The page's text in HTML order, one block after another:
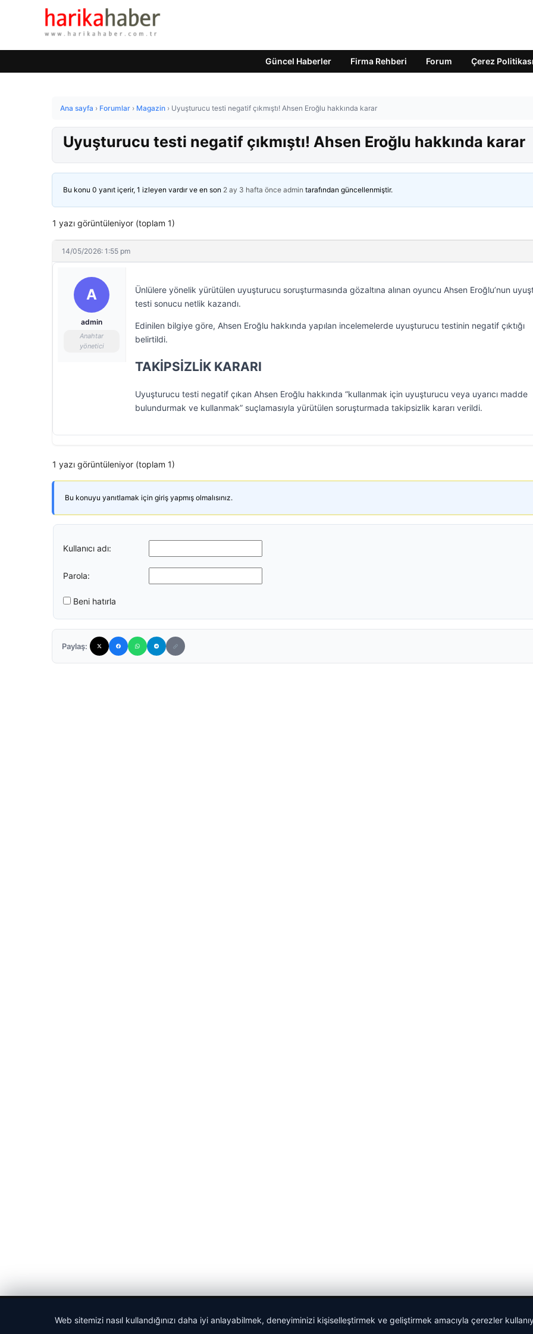
Güncel Haberler Firma Rehberi Forum Çerez Politikası
Ana sayfa › Forumlar › Magazin › Uyuşturucu testi negatif çıkmıştı! Ahsen Eroğlu hakkında karar
Uyuşturucu testi negatif çıkmıştı! Ahsen Eroğlu hakkında karar
Bu konu 0 yanıt içerir, 1 izleyen vardır ve en son 2 ay 3 hafta önce admin tarafından güncellenmiştir.
1 yazı görüntüleniyor (toplam 1)
14/05/2026: 1:55 pm
A
admin
Anahtar
yönetici
Ünlülere yönelik yürütülen uyuşturucu soruşturmasında gözaltına alınan oyuncu Ahsen Eroğlu’nun
testi sonucu netlik kazandı.
Edinilen bilgiye göre, Ahsen Eroğlu hakkında yapılan incelemelerde uyuşturucu testinin negatif çıktığı
belirtildi.
TAKİPSİZLİK KARARI
Uyuşturucu testi negatif çıkan Ahsen Eroğlu hakkında “kullanmak için uyuşturucu veya uyarıcı madde
bulundurmak ve kullanmak” suçlamasıyla yürütülen soruşturmada takipsizlik kararı verildi.
1 yazı görüntüleniyor (toplam 1)
Bu konuyu yanıtlamak için giriş yapmış olmalısınız.
Kullanıcı adı:
Parola:
Beni hatırla
Paylaş:
Web sitemizi nasıl kullandığınızı daha iyi anlayabilmek, deneyiminizi kişiselleştirmek ve geliştirmek amacıyla çerezler